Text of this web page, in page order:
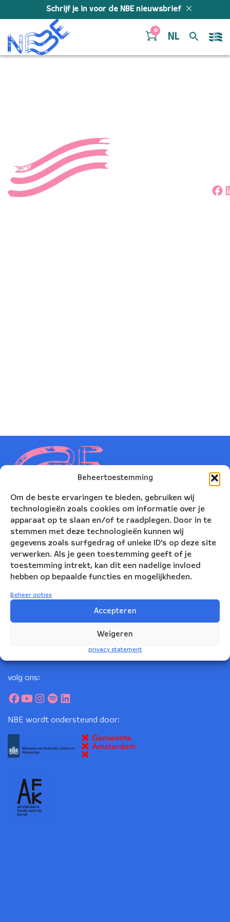
Beheertoestemming
Om de beste ervaringen te bieden, gebruiken wij
technologieën zoals cookies om informatie over je
apparaat op te slaan en/of te raadplegen. Door in te
stemmen met deze technologieën kunnen wij
gegevens zoals surfgedrag of unieke ID's op deze site
verwerken. Als je geen toestemming geeft of je
toestemming intrekt, kan dit een nadelige invloed
hebben op bepaalde functies en mogelijkheden.
Beheer opties
Accepteren
Weigeren
privacy statement
Schrijf je in voor de NBE nieuwsbrief
0
NL
Nederlands Blazers Ensemble
Korte Leidsedwarsstraat 12
volg ons:
NBE wordt ondersteund door: